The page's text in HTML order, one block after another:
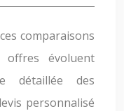
comparaisons
évoluent
détaillée des
personnalisé